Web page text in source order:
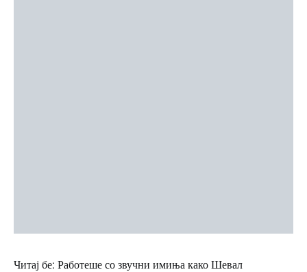
Читај бе: Работеше со звучни имиња како Шевал